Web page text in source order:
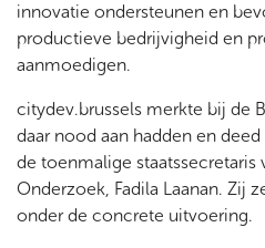
innovatie ondersteunen en
productieve bedrijvigheid en
aanmoedigen.
citydev.brussels merkte bij de
daar nood aan hadden en
de toenmalige
Onderzoek, Fadila Laanan. Zij
onder de concrete uitvoering.